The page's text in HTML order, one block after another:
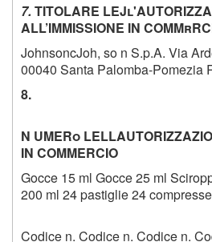
7. TITOLARE
ALL’IMMISSIONE IN
JohnsoncJoh, so n S.p.A. Via
00040 Santa Palomba-Pomezia
8.
N UMERo
IN COMMERCIO
Gocce 15 ml Gocce 25 ml
200 ml 24 pastiglie 24 compresse
Codice n. Codice n. Codice n.